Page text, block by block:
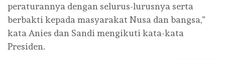
peraturannya dengan selurus-lurusnya serta
berbakti kepada masyarakat Nusa dan bangsa,”
kata Anies dan Sandi mengikuti kata-kata
Presiden.